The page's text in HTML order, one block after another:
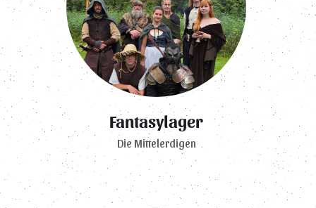
Fantasylager
Die Mittelerdigen